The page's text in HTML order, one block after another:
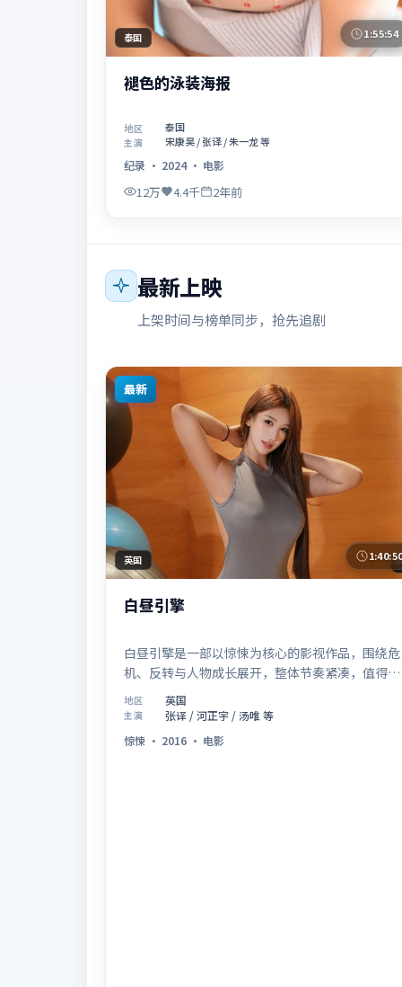
泰国 1:55:54
褪色的泳装海报
地区 泰国
主演 宋康昊 / 张译 / 朱一龙 等
纪录 · 2024· 电影
12万 4.4千 2年前
最新上映
上架时间与榜单同步，抢先追剧
最新
英国
白昼引擎
白昼引擎是一部以惊悚为核心的影视作品，围绕危
机、反转与人物成长展开，整体节奏紧凑，值得推
荐观看。
地区 英国
主演
张译 / 河正宇 / 汤唯 等
惊悚 · 2016 · 电影